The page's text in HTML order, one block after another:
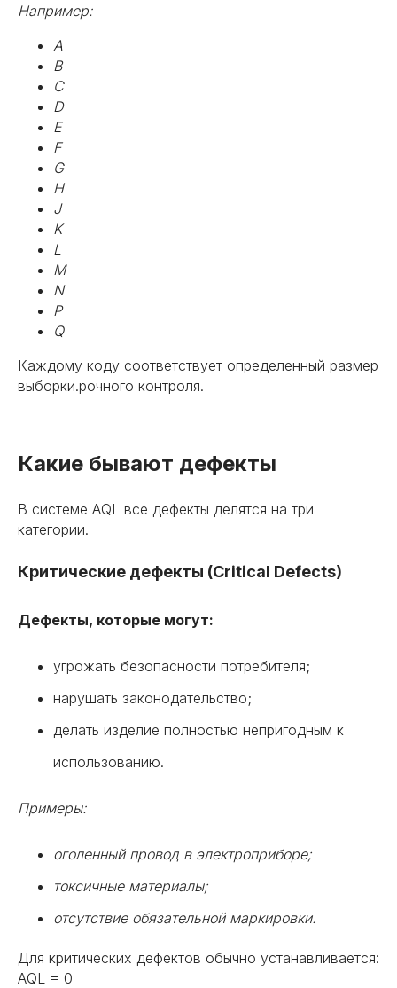
Например:
A
B
C
D
E
F
G
H
J
K
L
M
N
P
Q
Каждому коду соответствует определенный размер
выборки.рочного контроля.
Какие бывают дефекты
В системе AQL все дефекты делятся на три
категории.
Критические дефекты (Critical Defects)
Дефекты, которые могут:
угрожать безопасности потребителя;
нарушать законодательство;
делать изделие полностью непригодным к
использованию.
Примеры:
оголенный провод в электроприборе;
токсичные материалы;
отсутствие обязательной маркировки.
Для критических дефектов обычно устанавливается:
AQL = 0